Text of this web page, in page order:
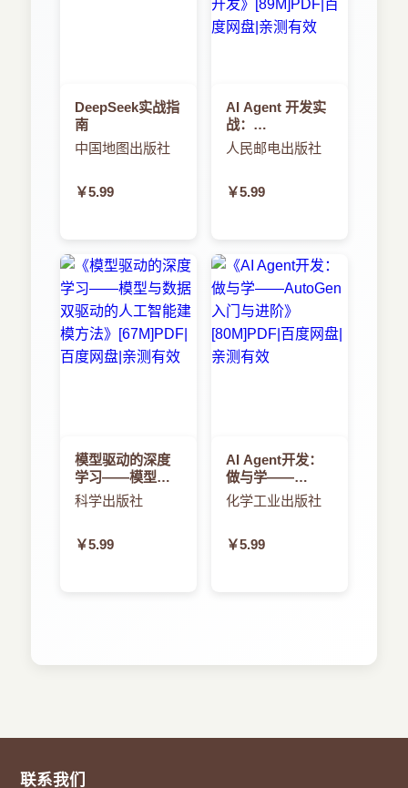
DeepSeek实战指
南
中国地图出版社
￥5.99
AI Agent 开发实
战：
MCP+A2A+LangGraph
驱动的智能体全
人民邮电出版社
￥5.99
模型驱动的深度
学习——模型与
数据双驱动的人
工智能建模方法
科学出版社
￥5.99
AI Agent开发：
做与学——
AutoGen入门与
进阶
化学工业出版社
￥5.99
联系我们